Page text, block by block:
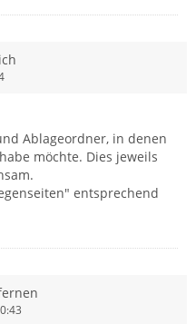
Ablageordner, in denen
möchte. Dies jeweils
entsprechend